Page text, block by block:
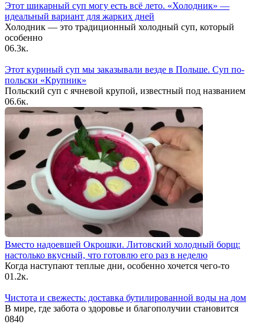
Этот шикарный суп могу есть всё лето. «Холодник» —
идеальный вариант для жарких дней
Холодник — это традиционный холодный суп, который
особенно
06.3к.
Этот куриный суп мы заказывали везде в Польше. Суп по-
польски «Крупник»
Польский суп с ячневой крупой, известный под названием
06.6к.
Вместо надоевшей Окрошки. Литовский холодный борщ:
настолько вкусный, что готовлю его раз в неделю
Когда наступают теплые дни, особенно хочется чего-то
01.2к.
Чистота и свежесть: доставка бутилированной воды на дом
В мире, где забота о здоровье и благополучии становится
0840